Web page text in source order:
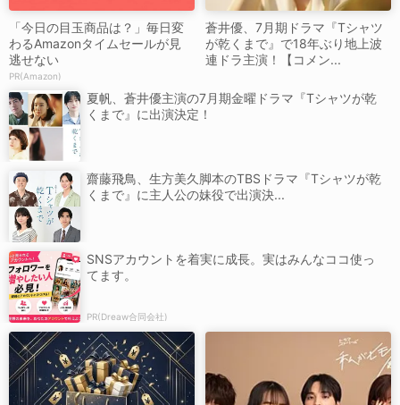
「今日の目玉商品は？」毎日変
わるAmazonタイムセールが見
逃せない
PR(Amazon)
蒼井優、7月期ドラマ『Tシャツ
が乾くまで』で18年ぶり地上波
連ドラ主演！【コメン...
夏帆、蒼井優主演の7月期金曜ドラマ『Tシャツが乾
くまで』に出演決定！
齋藤飛鳥、生方美久脚本のTBSドラマ『Tシャツが乾
くまで』に主人公の妹役で出演決...
SNSアカウントを着実に成長。実はみんなココ使っ
てます。
PR(Dreaw合同会社)